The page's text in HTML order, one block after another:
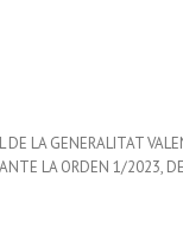
DE LA GENERALITAT
LA ORDEN 1/2023,